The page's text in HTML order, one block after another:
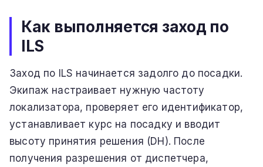
Как выполняется заход по
ILS
Заход по ILS начинается задолго до посадки.
Экипаж настраивает нужную частоту
локализатора, проверяет его идентификатор,
устанавливает курс на посадку и вводит
высоту принятия решения (DH). После
получения разрешения от диспетчера,